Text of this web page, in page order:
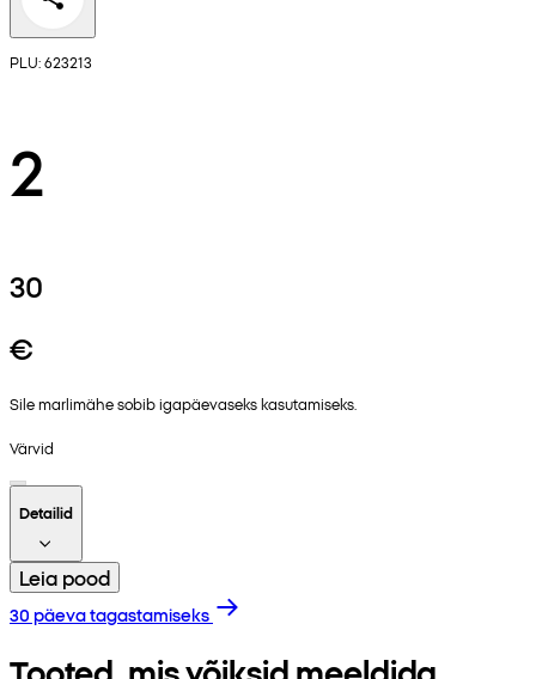
PLU: 623213
2
30
€
Sile marlimähe sobib igapäevaseks kasutamiseks.
Värvid
Detailid
Leia pood
30 päeva tagastamiseks